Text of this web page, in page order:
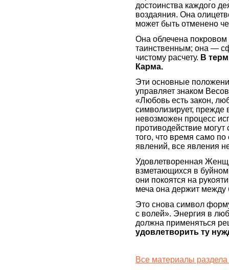
достоинства каждого
воздаяния. Она
может быть отменено
Она облечена
таинственным; она —
чистому расчету. В
Карма.
Эти основные
управляет знаком
«Любовь есть закон,
символизирует, прежде
невозможен процесс
противодействие
того, что время само
явлений, все явления
Удовлетворенная
взметающихся в
они покоятся на
меча она держит между
Это снова символ
с волей». Энергия в
должна применяться
удовлетворить ту
Все материалы